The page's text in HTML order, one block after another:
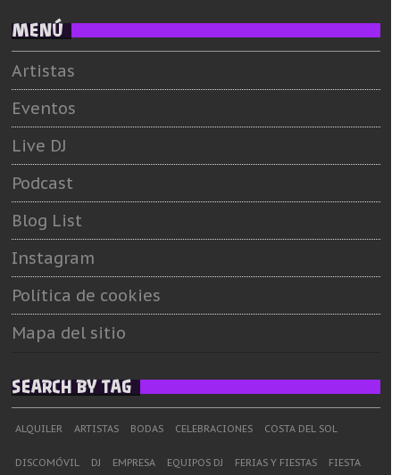
MENÚ
Artistas
Eventos
Live DJ
Podcast
Blog List
Instagram
Política de cookies
Mapa del sitio
SEARCH BY TAG
ALQUILER ARTISTAS BODAS CELEBRACIONES COSTA DEL SOL
DISCOMÓVIL DJ EMPRESA EQUIPOS DJ FERIAS Y FIESTAS FIESTA